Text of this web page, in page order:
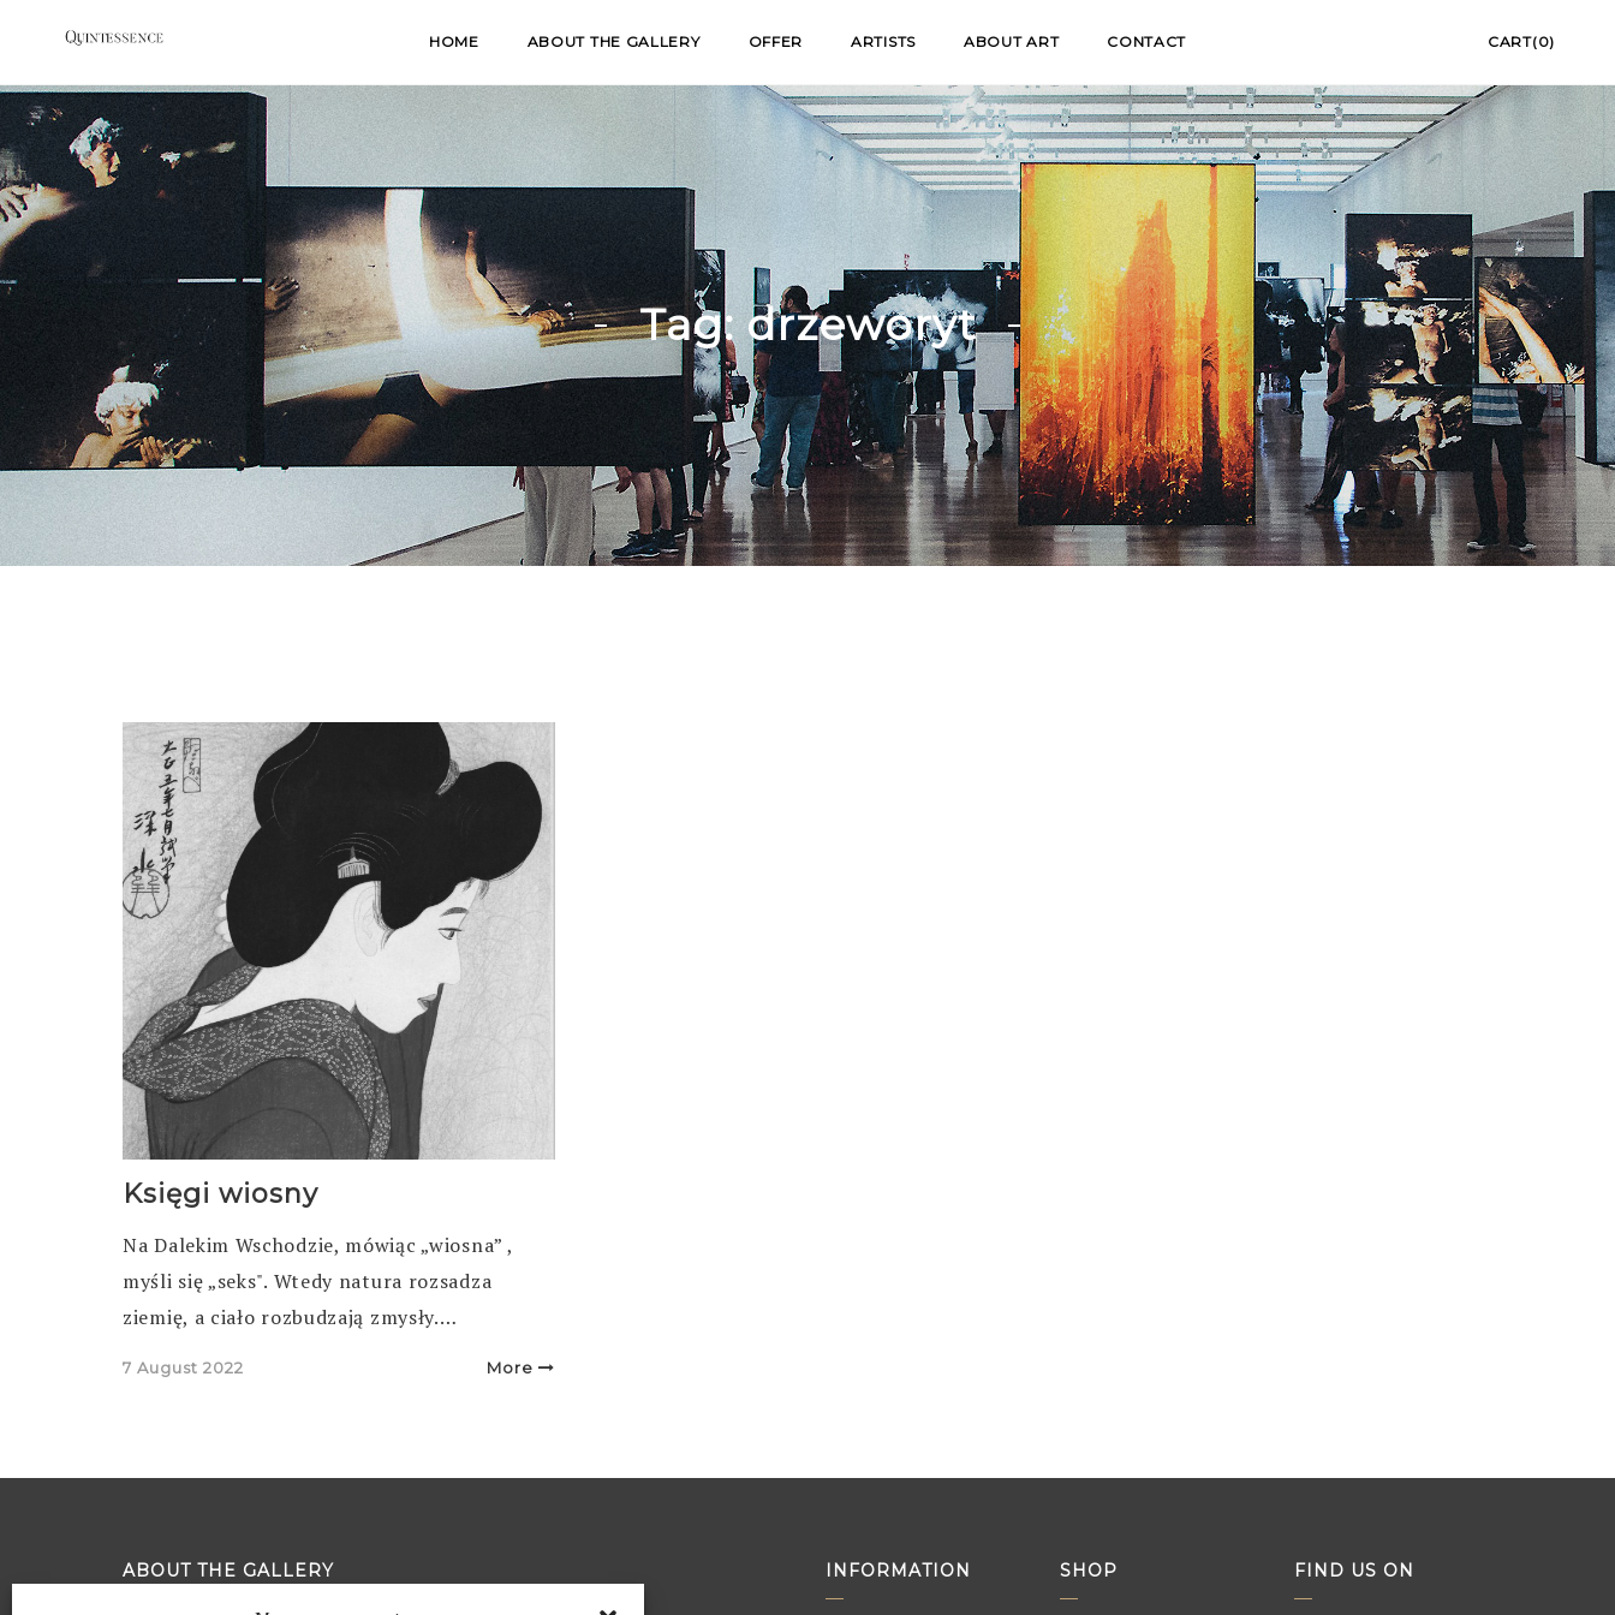
content
HOME ABOUT THE GALLERY OFFER ARTISTS ABOUT ART CONTACT CART(0)
Tag:drzeworyt
Księgi wiosny
Na Dalekim Wschodzie, mówiąc „wiosna” ,
myśli się „seks". Wtedy natura rozsadza
ziemię, a ciało rozbudzają zmysły.…
Posted
7 August 2022 More
ABOUT THE GALLERY INFORMATION SHOP FIND US ON